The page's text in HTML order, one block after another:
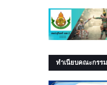
ทำเนียบคณะกรร